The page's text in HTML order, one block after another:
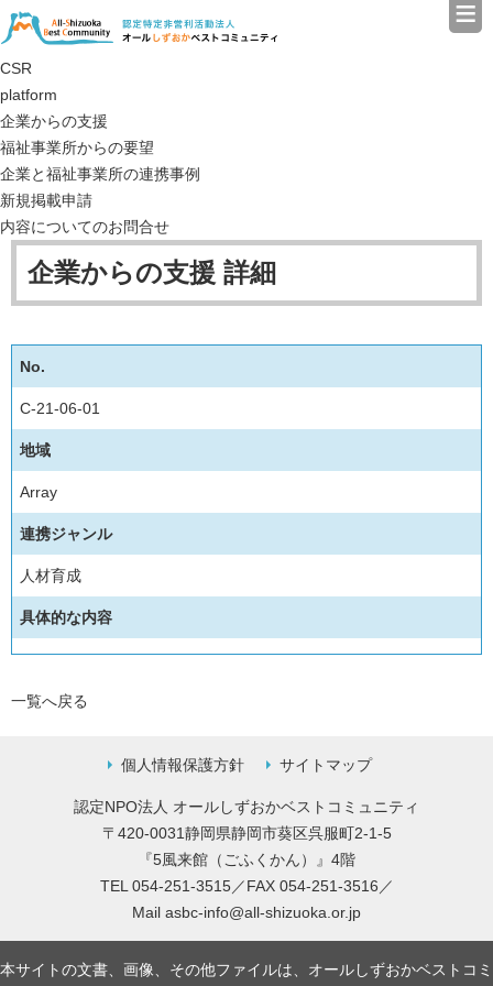
認定特定非営利活動法人（
≡
CSR
platform
企業からの支援
福祉事業所からの要望
企業と福祉事業所の連携事例
新規掲載申請
内容についてのお問合せ
企業からの支援 詳細
No.
C-21-06-01
地域
Array
連携ジャンル
人材育成
具体的な内容
一覧へ戻る
個人情報保護方針 サイトマップ
認定NPO法人 オールしずおかベストコミュニティ
〒420-0031静岡県静岡市葵区呉服町2-1-5
『5風来館（ごふくかん）』4階
TEL 054-251-3515／FAX 054-251-3516／
Mail asbc-info@all-shizuoka.or.jp
本サイトの文書、画像、その他ファイルは、オールしずおかベストコミ